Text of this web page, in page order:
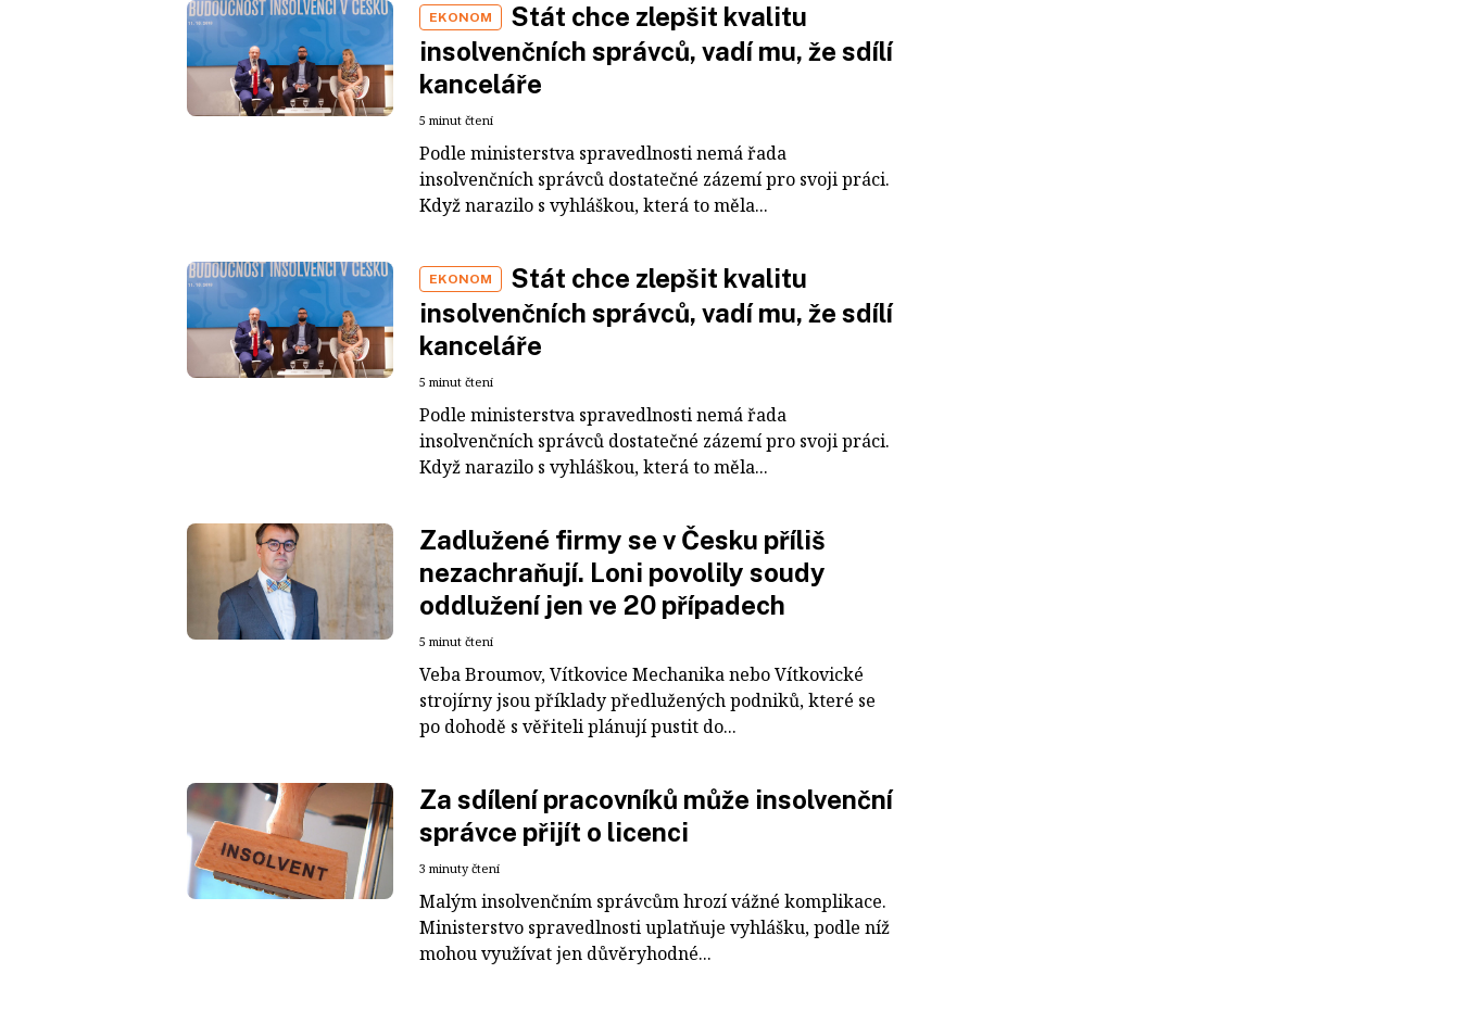
EKONOM
Stát chce zlepšit kvalitu
insolvenčních správců, vadí mu, že sdílí
kanceláře
5 minut čtení
Podle ministerstva spravedlnosti nemá řada
insolvenčních správců dostatečné zázemí pro svoji práci.
Když narazilo s vyhláškou, která to měla...
EKONOM
Stát chce zlepšit kvalitu
insolvenčních správců, vadí mu, že sdílí
kanceláře
5 minut čtení
Podle ministerstva spravedlnosti nemá řada
insolvenčních správců dostatečné zázemí pro svoji práci.
Když narazilo s vyhláškou, která to měla...
Zadlužené firmy se v Česku příliš
nezachraňují. Loni povolily soudy
oddlužení jen ve 20 případech
5 minut čtení
Veba Broumov, Vítkovice Mechanika nebo Vítkovické
strojírny jsou příklady předlužených podniků, které se
po dohodě s věřiteli plánují pustit do...
Za sdílení pracovníků může insolvenční
správce přijít o licenci
3 minuty čtení
Malým insolvenčním správcům hrozí vážné komplikace.
Ministerstvo spravedlnosti uplatňuje vyhlášku, podle níž
mohou využívat jen důvěryhodné...